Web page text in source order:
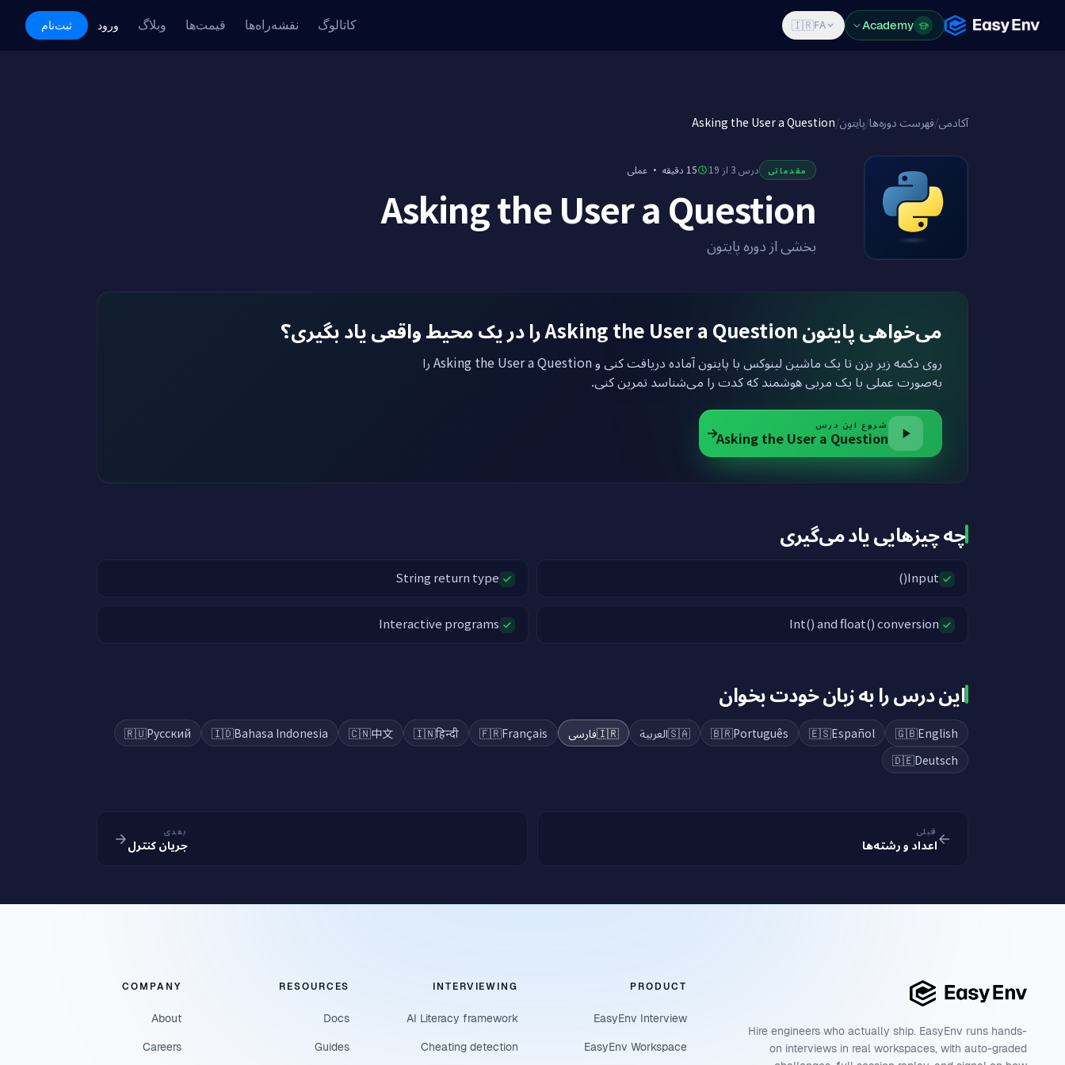
Academy Features Pricing Blog Log in Sign Up
Academy
🇮🇷FA کاتالوگ نقشه‌راه‌ها قیمت‌ها وبلاگ ورود ثبت‌نام
آکادمی/فهرست دوره‌ها/پایتون/
Asking the User a Question
مقدماتی درس 3 از 19 15 دقیقه ·عملی
Asking the User a Question
بخشی از دوره پایتون
می‌خواهی پایتون Asking the User a Question را در یک محیط واقعی یاد بگیری؟
روی دکمه زیر بزن تا یک ماشین لینوکس با پایتون آماده دریافت کنی و Asking the User a Question را
به‌صورت عملی با یک مربی هوشمند که کدت را می‌شناسد تمرین کنی.
شروع این درس
Asking the User a Question
چه چیزهایی یاد می‌گیری
Input()
String return type
Int() and float() conversion
Interactive programs
این درس را به زبان خودت بخوان
🇬🇧English
🇪🇸Español
🇧🇷Português
🇸🇦العربية 🇮🇷فارسی 🇫🇷Français
🇮🇳हिन्दी
🇨🇳中文
🇮🇩Bahasa Indonesia
🇷🇺Русский
🇩🇪Deutsch
قبلی
اعداد و رشته‌ها
بعدی
جریان کنترل
Hire engineers who actually ship. EasyEnv runs hands-
on interviews in real workspaces, with auto-graded
PRODUCT
EasyEnv Interview
EasyEnv Workspace
INTERVIEWING
AI Literacy framework
Cheating detection
RESOURCES
Docs
Guides
COMPANY
About
Careers